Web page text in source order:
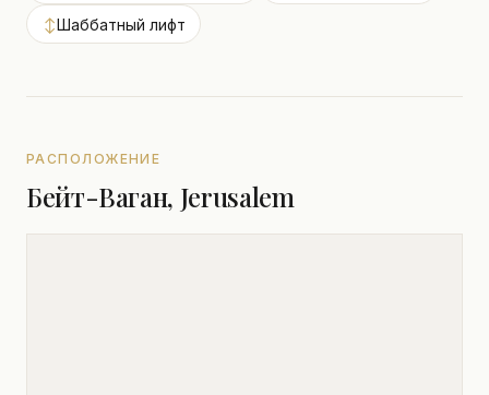
↕Шаббатный лифт
РАСПОЛОЖЕНИЕ
Бейт-Ваган, Jerusalem